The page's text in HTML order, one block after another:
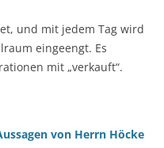
und mit jedem Tag wird
eingeengt. Es
mit „verkauft“.
von Herrn Höcke